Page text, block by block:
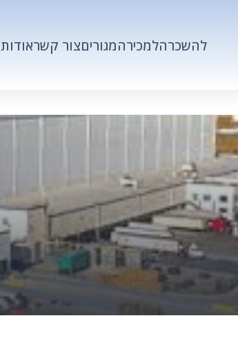
להשכרהלמכירהמגוריםצור קשראודות